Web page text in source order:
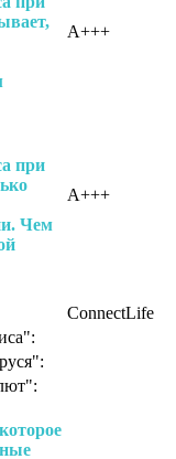
A+++
при
Чем
A+++
ConnectLife